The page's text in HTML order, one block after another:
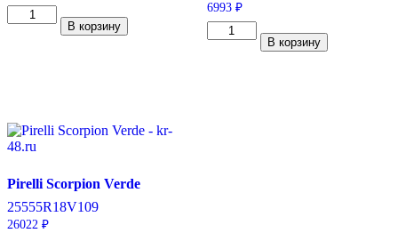
Количество
товара
205/60/R16
92
T
В корзину
6993 ₽
Количество
товара
В корзину
Pirelli Scorpion Verde
25555R18V109
26022 ₽